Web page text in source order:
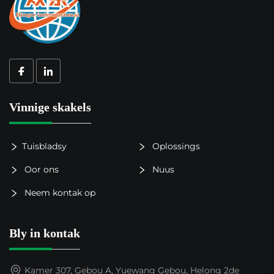
Vinnige skakels
Tuisbladsy Oplossings
Oor ons Nuus
Neem kontak op
Bly in kontak
Kamer 307, Gebou A, Yuewang Gebou, Helong 2de